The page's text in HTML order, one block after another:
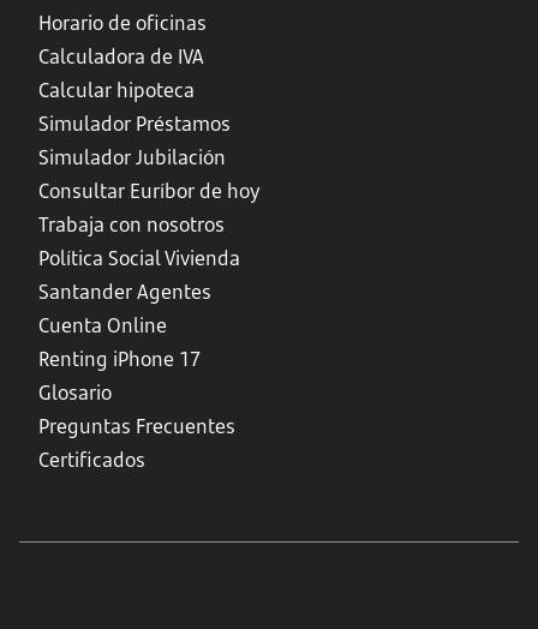
Horario de oficinas
Calculadora de IVA
Calcular hipoteca
Simulador Préstamos
Simulador Jubilación
Consultar Euríbor de hoy
Trabaja con nosotros
Política Social Vivienda
Santander Agentes
Cuenta Online
Renting iPhone 17
Glosario
Preguntas Frecuentes
Certificados